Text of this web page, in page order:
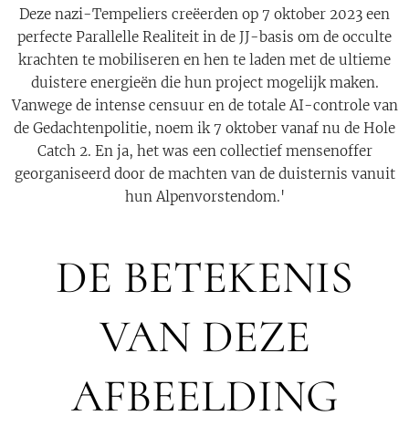
Deze nazi-Tempeliers creëerden op 7 oktober 2023 een
perfecte Parallelle Realiteit in de JJ-basis om de occulte
krachten te mobiliseren en hen te laden met de ultieme
duistere energieën die hun project mogelijk maken.
Vanwege de intense censuur en de totale AI-controle van
de Gedachtenpolitie, noem ik 7 oktober vanaf nu de Hole
Catch 2. En ja, het was een collectief mensenoffer
georganiseerd door de machten van de duisternis vanuit
hun Alpenvorstendom.'
DE BETEKENIS
VAN DEZE
AFBEELDING